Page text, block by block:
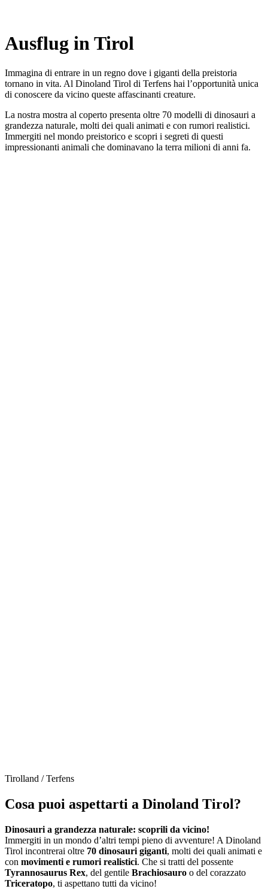
Ausflug in Tirol
Immagina di entrare in un regno dove i giganti della preistoria
tornano in vita. Al Dinoland Tirol di Terfens hai l’opportunità unica
di conoscere da vicino queste affascinanti creature.
La nostra mostra al coperto presenta oltre 70 modelli di dinosauri a
grandezza naturale, molti dei quali animati e con rumori realistici.
Immergiti nel mondo preistorico e scopri i segreti di questi
impressionanti animali che dominavano la terra milioni di anni fa.
Tirolland / Terfens
Cosa puoi aspettarti a Dinoland Tirol?
Dinosauri a grandezza naturale: scoprili da vicino!
Immergiti in un mondo d’altri tempi pieno di avventure! A Dinoland
Tirol incontrerai oltre 70 dinosauri giganti, molti dei quali animati e
con movimenti e rumori realistici. Che si tratti del possente
Tyrannosaurus Rex, del gentile Brachiosauro o del corazzato
Triceratopo, ti aspettano tutti da vicino!